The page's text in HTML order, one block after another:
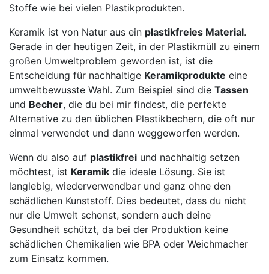
Stoffe wie bei vielen Plastikprodukten.
Keramik ist von Natur aus ein plastikfreies Material.
Gerade in der heutigen Zeit, in der Plastikmüll zu einem
großen Umweltproblem geworden ist, ist die
Entscheidung für nachhaltige Keramikprodukte eine
umweltbewusste Wahl. Zum Beispiel sind die Tassen
und Becher, die du bei mir findest, die perfekte
Alternative zu den üblichen Plastikbechern, die oft nur
einmal verwendet und dann weggeworfen werden.
Wenn du also auf plastikfrei und nachhaltig setzen
möchtest, ist Keramik die ideale Lösung. Sie ist
langlebig, wiederverwendbar und ganz ohne den
schädlichen Kunststoff. Dies bedeutet, dass du nicht
nur die Umwelt schonst, sondern auch deine
Gesundheit schützt, da bei der Produktion keine
schädlichen Chemikalien wie BPA oder Weichmacher
zum Einsatz kommen.